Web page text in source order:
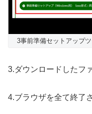
3事前準備セットアップ
3.ダウンロードしたフ
4.ブラウザを全て終了